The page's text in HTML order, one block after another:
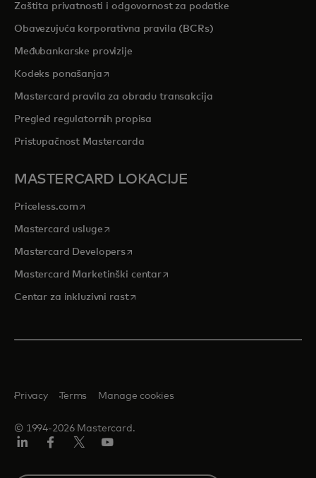
Zaštita privatnosti i odgovornost za podatke
Obavezujuća korporativna pravila (BCRs)
Međubankarske provizije
Kodeks ponašanjaopens in a new tab
Mastercard pravila za obradu transakcija
Pregled regulatornih propisa
Pristupačnost Mastercarda
MASTERCARD LOKACIJE
Priceless.com opens in a new tab
Mastercard uslugeopens in a new tab
Mastercard Developersopens in a new tab
Mastercard Marketinški centaropens in a new tab
Centar za inkluzivni rastopens in a new tab
© 1994-2026 Mastercard.
Privacy Terms Manage cookies